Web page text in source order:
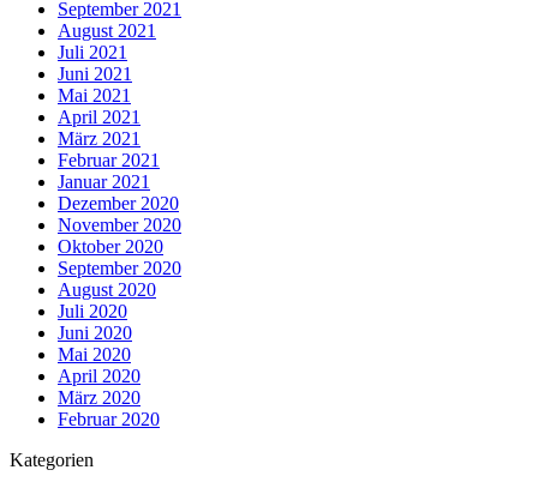
September 2021
August 2021
Juli 2021
Juni 2021
Mai 2021
April 2021
März 2021
Februar 2021
Januar 2021
Dezember 2020
November 2020
Oktober 2020
September 2020
August 2020
Juli 2020
Juni 2020
Mai 2020
April 2020
März 2020
Februar 2020
Kategorien